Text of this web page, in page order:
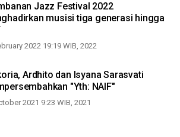
Jazz Festival 2022
musisi tiga generasi hingga
2022 19:19 WIB, 2022
Ardhito dan Isyana Sarasvati
"Yth: NAIF"
2021 9:23 WIB, 2021